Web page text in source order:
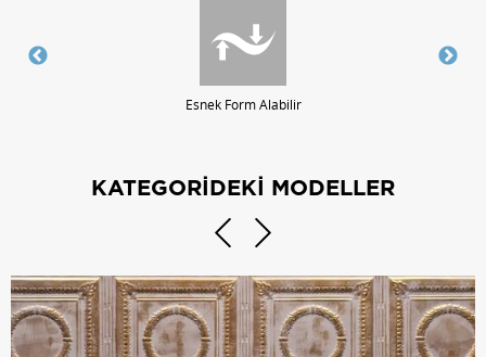
Esnek Form Alabilir
KATEGORİDEKİ MODELLER